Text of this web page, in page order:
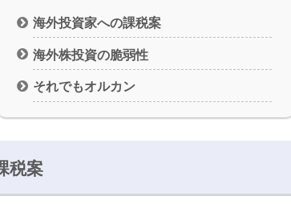
海外投資家への課税案
海外株投資の脆弱性
それでもオルカン
税案